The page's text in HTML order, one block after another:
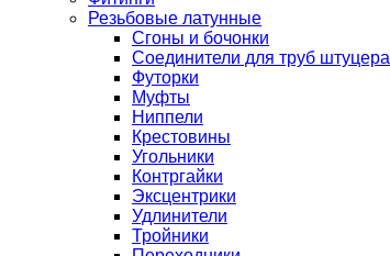
Резьбовые латунные
Сгоны и бочонки
Соединители для труб штуцера
Футорки
Муфты
Ниппели
Крестовины
Угольники
Контргайки
Эксцентрики
Удлинители
Тройники